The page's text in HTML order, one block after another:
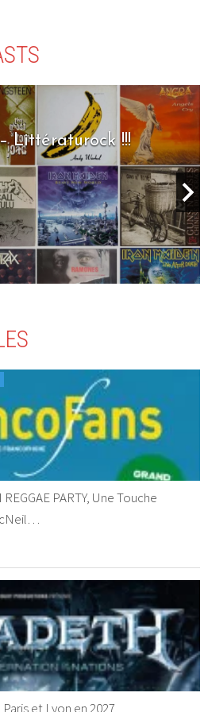
Seven Days To Rock !!!
PARTY, Une Touche
et Lyon en 2027